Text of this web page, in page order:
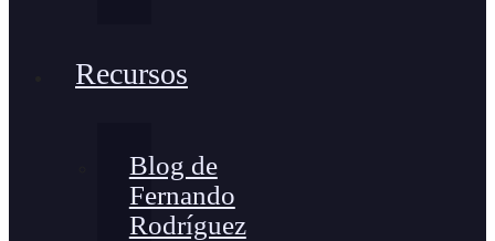
Recursos
Blog de
Fernando
Rodríguez